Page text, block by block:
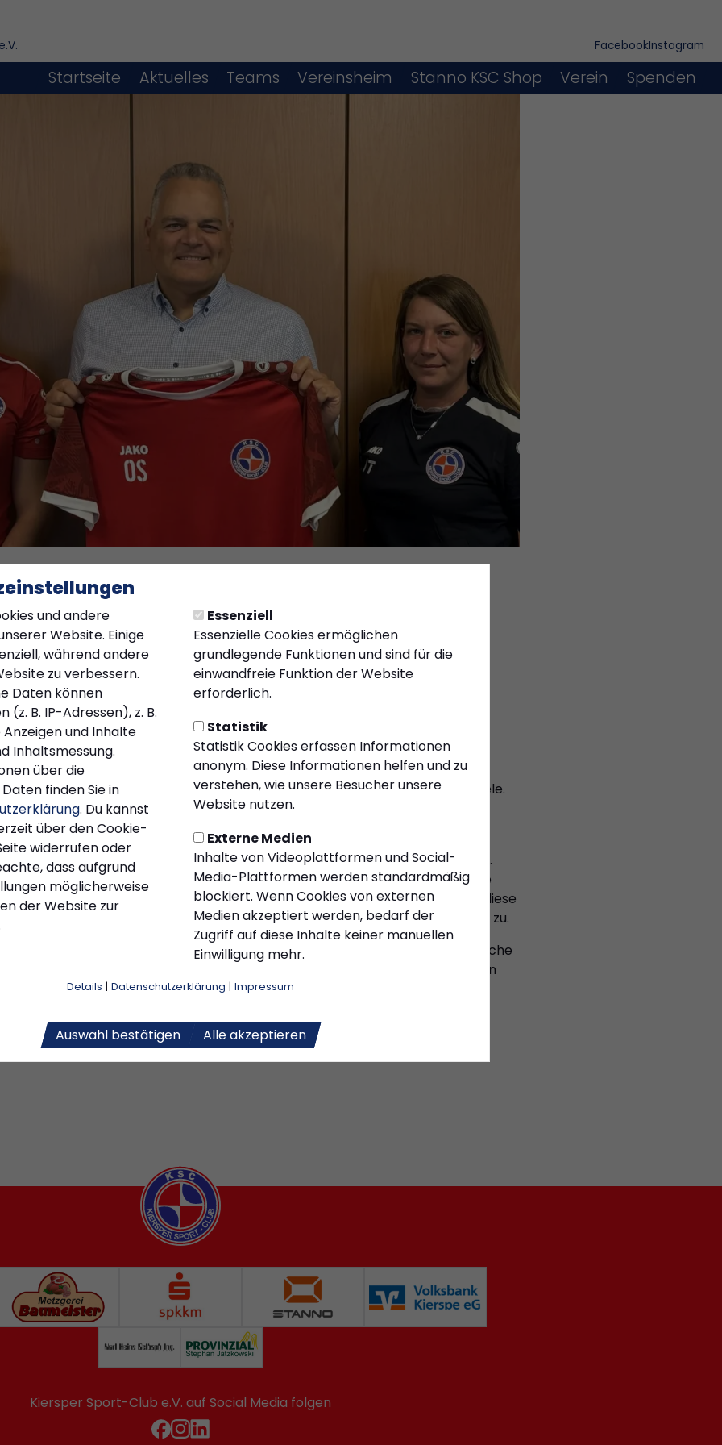
und andere
Website. Einige
während andere
zu verbessern.
Daten können
B. IP-Adressen), z. B.
und Inhalte
Inhaltsmessung.
über die
finden Sie in
. Du kannst
über den Cookie-
widerrufen oder
dass aufgrund
möglicherweise
der Website zur
Essenziell
Essenzielle Cookies ermöglichen
grundlegende Funktionen und sind für die
einwandfreie Funktion der Website
erforderlich.
Statistik
Statistik Cookies erfassen Informationen
anonym. Diese Informationen helfen und zu
verstehen, wie unsere Besucher unsere
Website nutzen.
Externe Medien
Inhalte von Videoplattformen und Social-
Media-Plattformen werden standardmäßig
blockiert. Wenn Cookies von externen
Medien akzeptiert werden, bedarf der
Zugriff auf diese Inhalte keiner manuellen
Einwilligung mehr.
Details | Datenschutzerklärung | Impressum
Auswahl bestätigen Alle akzeptieren
FacebookInstagram
Startseite Aktuelles Teams Vereinsheim Stanno KSC Shop Verein Spenden
11:46 Uhr
gratuliert Olaf Stelse
Zusammenarbeit
der Jugendabteilung des Kiersper Sport-Clubs (KSC) den neu
Olaf Stelse, um ihm persönlich zu seinem Wahlsieg zu gratulieren und ein
ein original KSC-Trikot.
Vertreter der Jugendabteilung Einblicke in ihre Arbeit und die künftigen Ziele.
junger Talente, die Verbesserung der Trainingsmöglichkeiten und die
für alle Altersklassen.
Vorstellung desneu gegründeten Förderkreises der Jugendabteilung .
und Mittel für moderne Ausrüstung, Turnierfahrten und langfristige Projekte
für hochwertige Jugendarbeit schaffen. Bürgermeister Stelse begrüßte diese
sicherte seine Unterstützung für einen erfolgreichen Start des Förderkreises zu.
gemeinsamen Anspruch von Stadt und Verein, die sportliche und persönliche
Kierspe bestmöglich zu fördern und die Zusammenarbeit für die kommenden
Jugend spenden
Kiersper Sport-Club e.V. auf Social Media folgen